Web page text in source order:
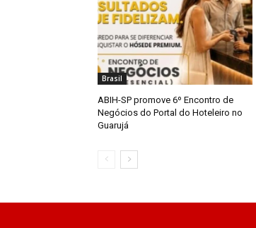
Brasil
ABIH-SP promove 6º Encontro de
Negócios do Portal do Hoteleiro no
Guarujá